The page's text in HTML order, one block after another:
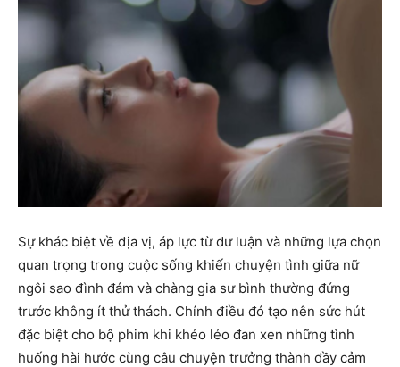
Sự khác biệt về địa vị, áp lực từ dư luận và những lựa chọn
quan trọng trong cuộc sống khiến chuyện tình giữa nữ
ngôi sao đình đám và chàng gia sư bình thường đứng
trước không ít thử thách. Chính điều đó tạo nên sức hút
đặc biệt cho bộ phim khi khéo léo đan xen những tình
huống hài hước cùng câu chuyện trưởng thành đầy cảm